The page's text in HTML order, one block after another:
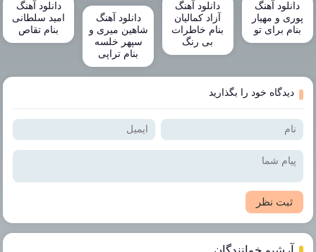
دانلود آهنگ
پوری و مهیار
بنام برای تو
دانلود آهنگ
آزاد کمالیان
بنام خاطرات
بی رنگ
دانلود آهنگ
شاهین میری و
سپهر خلسه
بنام تراپی
دانلود آهنگ
امید سلطانی
بنام تقاص
دیدگاه خود را بگذارید
ثبت نظر